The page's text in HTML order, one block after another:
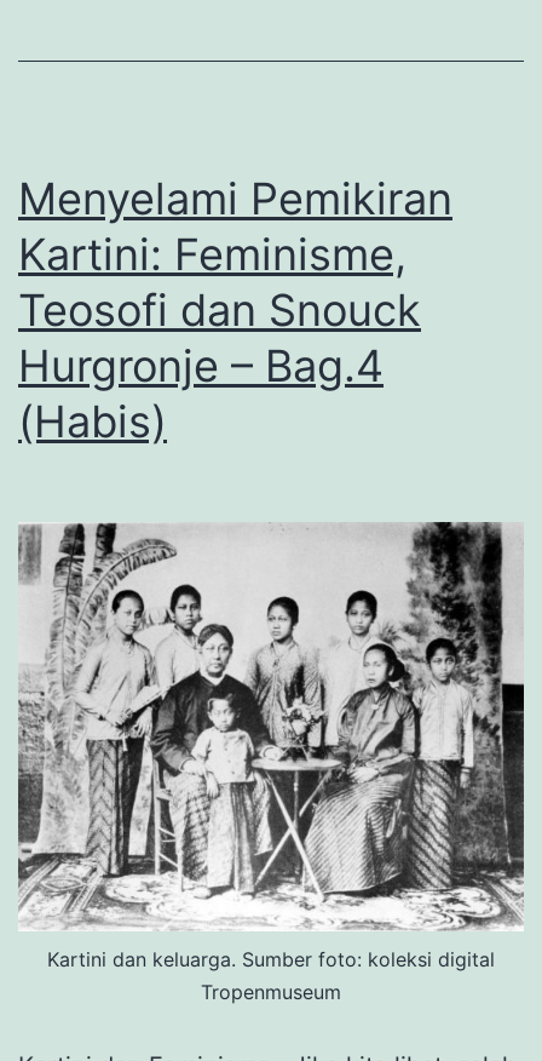
Nusantara
Menyelami Pemikiran
Kartini: Feminisme,
Teosofi dan Snouck
Hurgronje – Bag.4
(Habis)
Kartini dan keluarga. Sumber foto: koleksi digital
Tropenmuseum